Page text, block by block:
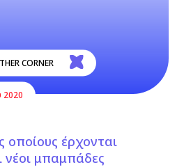
CORNER
2020
οποίους έρχονται
νέοι μπαμπάδες